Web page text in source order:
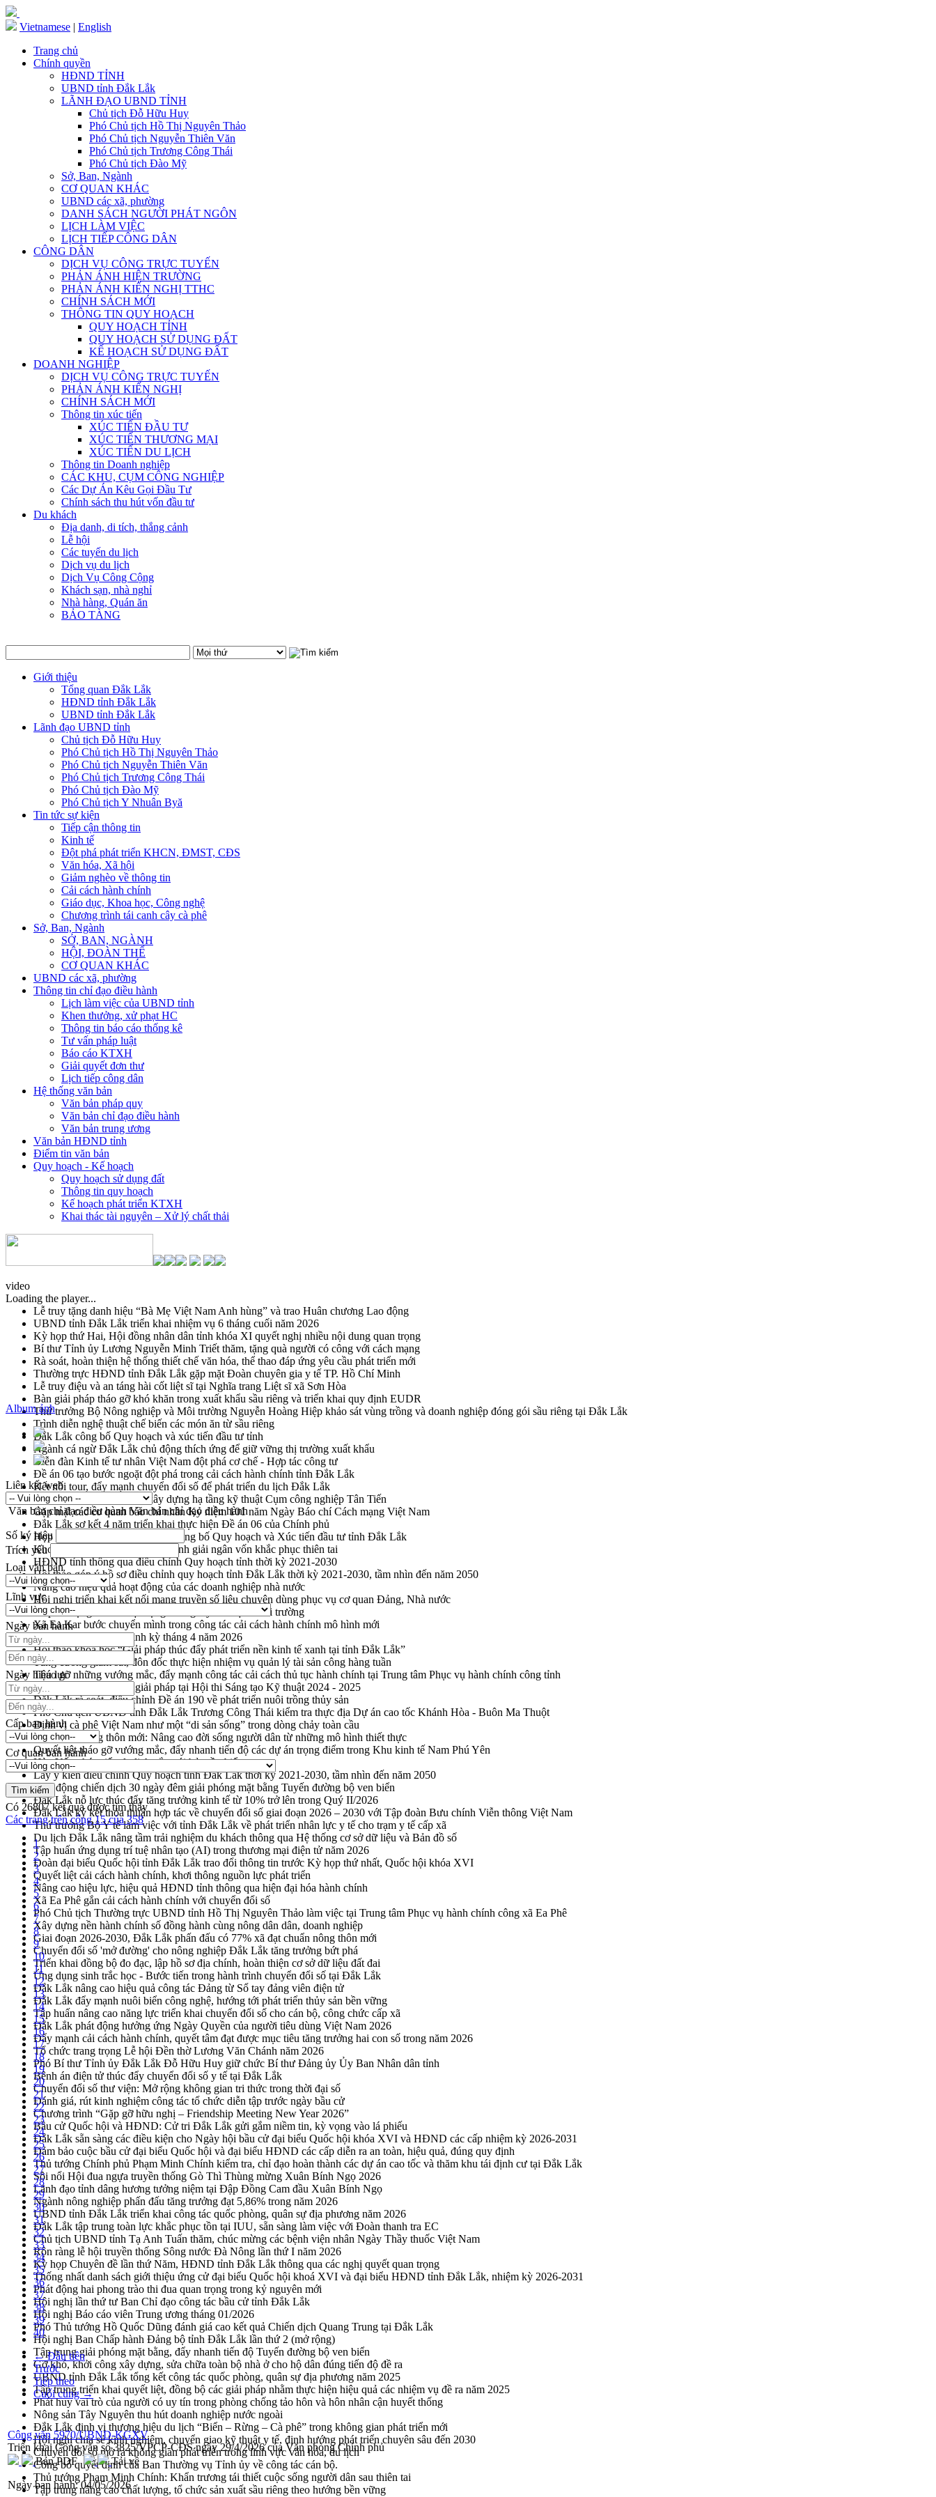
Vietnamese | English
Trang chủ
Chính quyền
HĐND TỈNH
UBND tỉnh Đắk Lắk
LÃNH ĐẠO UBND TỈNH
Chủ tịch Đỗ Hữu Huy
Phó Chủ tịch Hồ Thị Nguyên Thảo
Phó Chủ tịch Nguyễn Thiên Văn
Phó Chủ tịch Trương Công Thái
Phó Chủ tịch Đào Mỹ
Sở, Ban, Ngành
CƠ QUAN KHÁC
UBND các xã, phường
DANH SÁCH NGƯỜI PHÁT NGÔN
LỊCH LÀM VIỆC
LỊCH TIẾP CÔNG DÂN
CÔNG DÂN
DỊCH VỤ CÔNG TRỰC TUYẾN
PHẢN ÁNH HIỆN TRƯỜNG
PHẢN ÁNH KIẾN NGHỊ TTHC
CHÍNH SÁCH MỚI
THÔNG TIN QUY HOẠCH
QUY HOẠCH TỈNH
QUY HOẠCH SỬ DỤNG ĐẤT
KẾ HOẠCH SỬ DỤNG ĐẤT
DOANH NGHIỆP
DỊCH VỤ CÔNG TRỰC TUYẾN
PHẢN ÁNH KIẾN NGHỊ
CHÍNH SÁCH MỚI
Thông tin xúc tiến
XÚC TIẾN ĐẦU TƯ
XÚC TIẾN THƯƠNG MẠI
XÚC TIẾN DU LỊCH
Thông tin Doanh nghiệp
CÁC KHU, CỤM CÔNG NGHIỆP
Các Dự Án Kêu Gọi Đầu Tư
Chính sách thu hút vốn đầu tư
Du khách
Địa danh, di tích, thắng cảnh
Lễ hội
Các tuyến du lịch
Dịch vụ du lịch
Dịch Vụ Công Cộng
Khách sạn, nhà nghỉ
Nhà hàng, Quán ăn
BẢO TÀNG
Giới thiệu
Tổng quan Đắk Lắk
HĐND tỉnh Đắk Lắk
UBND tỉnh Đắk Lắk
Lãnh đạo UBND tỉnh
Chủ tịch Đỗ Hữu Huy
Phó Chủ tịch Hồ Thị Nguyên Thảo
Phó Chủ tịch Nguyễn Thiên Văn
Phó Chủ tịch Trương Công Thái
Phó Chủ tịch Đào Mỹ
Phó Chủ tịch Y Nhuân Byă
Tin tức sự kiện
Tiếp cận thông tin
Kinh tế
Đột phá phát triển KHCN, ĐMST, CĐS
Văn hóa, Xã hội
Giảm nghèo về thông tin
Cải cách hành chính
Giáo dục, Khoa học, Công nghệ
Chương trình tái canh cây cà phê
Sở, Ban, Ngành
SỞ, BAN, NGÀNH
HỘI, ĐOÀN THỂ
CƠ QUAN KHÁC
UBND các xã, phường
Thông tin chỉ đạo điều hành
Lịch làm việc của UBND tỉnh
Khen thưởng, xử phạt HC
Thông tin báo cáo thống kê
Tư vấn pháp luật
Báo cáo KTXH
Giải quyết đơn thư
Lịch tiếp công dân
Hệ thống văn bản
Văn bản pháp quy
Văn bản chỉ đạo điều hành
Văn bản trung ương
Văn bản HĐND tỉnh
Điểm tin văn bản
Quy hoạch - Kế hoạch
Quy hoạch sử dụng đất
Thông tin quy hoạch
Kế hoạch phát triển KTXH
Khai thác tài nguyên – Xử lý chất thải
video
Loading the player...
Lễ truy tặng danh hiệu “Bà Mẹ Việt Nam Anh hùng” và trao Huân chương Lao động
UBND tỉnh Đắk Lắk triển khai nhiệm vụ 6 tháng cuối năm 2026
Kỳ họp thứ Hai, Hội đồng nhân dân tỉnh khóa XI quyết nghị nhiều nội dung quan trọng
Bí thư Tỉnh ủy Lương Nguyễn Minh Triết thăm, tặng quà người có công với cách mạng
Rà soát, hoàn thiện hệ thống thiết chế văn hóa, thể thao đáp ứng yêu cầu phát triển mới
Thường trực HĐND tỉnh Đắk Lắk gặp mặt Đoàn chuyên gia y tế TP. Hồ Chí Minh
Lễ truy điệu và an táng hài cốt liệt sĩ tại Nghĩa trang Liệt sĩ xã Sơn Hòa
Bàn giải pháp tháo gỡ khó khăn trong xuất khẩu sầu riêng và triển khai quy định EUDR
Thứ trưởng Bộ Nông nghiệp và Môi trường Nguyễn Hoàng Hiệp khảo sát vùng trồng và doanh nghiệp đóng gói sầu riêng tại Đắk Lắk
Trình diễn nghệ thuật chế biến các món ăn từ sầu riêng
Đắk Lắk công bố Quy hoạch và xúc tiến đầu tư tỉnh
Ngành cá ngừ Đắk Lắk chủ động thích ứng để giữ vững thị trường xuất khẩu
Diễn đàn Kinh tế tư nhân Việt Nam đột phá cơ chế - Hợp tác công tư
Đề án 06 tạo bước ngoặt đột phá trong cải cách hành chính tỉnh Đắk Lắk
Kết nối tour, đẩy mạnh chuyển đổi số để phát triển du lịch Đắk Lắk
Khởi động Dự án Đầu tư xây dựng hạ tầng kỹ thuật Cụm công nghiệp Tân Tiến
Gặp mặt các cơ quan báo chí nhân Kỷ niệm 101 năm Ngày Báo chí Cách mạng Việt Nam
Đắk Lắk sơ kết 4 năm triển khai thực hiện Đề án 06 của Chính phủ
Họp báo thông tin về Hội nghị Công bố Quy hoạch và Xúc tiến đầu tư tỉnh Đắk Lắk
Khơi thông điểm nghẽn, đẩy nhanh giải ngân vốn khắc phục thiên tai
HĐND tỉnh thông qua điều chỉnh Quy hoạch tỉnh thời kỳ 2021-2030
Hội thảo góp ý hồ sơ điều chỉnh quy hoạch tỉnh Đắk Lắk thời kỳ 2021-2030, tầm nhìn đến năm 2050
Nâng cao hiệu quả hoạt động của các doanh nghiệp nhà nước
Hội nghị triển khai kết nối mạng truyền số liệu chuyên dùng phục vụ cơ quan Đảng, Nhà nước
Lễ phát động chuỗi hoạt động chung tay làm sạch môi trường
Xã Ea Kar bước chuyển mình trong công tác cải cách hành chính mô hình mới
UBND tỉnh họp báo định kỳ tháng 4 năm 2026
Hội thảo khoa học “Giải pháp thúc đẩy phát triển nền kinh tế xanh tại tỉnh Đắk Lắk”
Tăng cường giám sát, đôn đốc thực hiện nhiệm vụ quản lý tài sản công hàng tuần
Tháo gỡ những vướng mắc, đẩy mạnh công tác cải cách thủ tục hành chính tại Trung tâm Phục vụ hành chính công tỉnh
Đắk Lắk: Tôn vinh 46 giải pháp tại Hội thi Sáng tạo Kỹ thuật 2024 - 2025
Đắk Lắk rà soát, điều chỉnh Đề án 190 về phát triển nuôi trồng thủy sản
Phó Chủ tịch UBND tỉnh Đắk Lắk Trương Công Thái kiểm tra thực địa Dự án cao tốc Khánh Hòa - Buôn Ma Thuột
Định vị cà phê Việt Nam như một “di sản sống” trong dòng chảy toàn cầu
Xây dựng nông thôn mới: Nâng cao đời sống người dân từ những mô hình thiết thực
Quyết liệt tháo gỡ vướng mắc, đẩy nhanh tiến độ các dự án trọng điểm trong Khu kinh tế Nam Phú Yên
Hòn Yến phát triển du lịch gắn với bảo tồn biển
Lấy ý kiến điều chỉnh Quy hoạch tỉnh Đắk Lắk thời kỳ 2021-2030, tầm nhìn đến năm 2050
Phát động chiến dịch 30 ngày đêm giải phóng mặt bằng Tuyến đường bộ ven biển
Đắk Lắk nỗ lực thúc đẩy tăng trưởng kinh tế từ 10% trở lên trong Quý II/2026
Đắk Lắk ký kết thỏa thuận hợp tác về chuyển đổi số giai đoạn 2026 – 2030 với Tập đoàn Bưu chính Viễn thông Việt Nam
Thứ trưởng Bộ Y tế làm việc với tỉnh Đắk Lắk về phát triển nhân lực y tế cho trạm y tế cấp xã
Du lịch Đắk Lắk nâng tầm trải nghiệm du khách thông qua Hệ thống cơ sở dữ liệu và Bản đồ số
Tập huấn ứng dụng trí tuệ nhân tạo (AI) trong thương mại điện tử năm 2026
Đoàn đại biểu Quốc hội tỉnh Đắk Lắk trao đổi thông tin trước Kỳ họp thứ nhất, Quốc hội khóa XVI
Quyết liệt cải cách hành chính, khơi thông nguồn lực phát triển
Nâng cao hiệu lực, hiệu quả HĐND tỉnh thông qua hiện đại hóa hành chính
Xã Ea Phê gắn cải cách hành chính với chuyển đổi số
Phó Chủ tịch Thường trực UBND tỉnh Hồ Thị Nguyên Thảo làm việc tại Trung tâm Phục vụ hành chính công xã Ea Phê
Xây dựng nền hành chính số đồng hành cùng nông dân dân, doanh nghiệp
Giai đoạn 2026-2030, Đắk Lắk phấn đấu có 77% xã đạt chuẩn nông thôn mới
Chuyển đổi số 'mở đường' cho nông nghiệp Đắk Lắk tăng trưởng bứt phá
Triển khai đồng bộ đo đạc, lập hồ sơ địa chính, hoàn thiện cơ sở dữ liệu đất đai
Ứng dụng sinh trắc học - Bước tiến trong hành trình chuyển đổi số tại Đắk Lắk
Đắk Lắk nâng cao hiệu quả công tác Đảng từ Sổ tay đảng viên điện tử
Đắk Lắk đẩy mạnh nuôi biển công nghệ, hướng tới phát triển thủy sản bền vững
Tập huấn nâng cao năng lực triển khai chuyển đổi số cho cán bộ, công chức cấp xã
Đắk Lắk phát động hưởng ứng Ngày Quyền của người tiêu dùng Việt Nam 2026
Đẩy mạnh cải cách hành chính, quyết tâm đạt được mục tiêu tăng trưởng hai con số trong năm 2026
Tổ chức trang trọng Lễ hội Đền thờ Lương Văn Chánh năm 2026
Phó Bí thư Tỉnh ủy Đắk Lắk Đỗ Hữu Huy giữ chức Bí thư Đảng ủy Ủy Ban Nhân dân tỉnh
Bệnh án điện tử thúc đẩy chuyển đổi số y tế tại Đắk Lắk
Chuyển đổi số thư viện: Mở rộng không gian tri thức trong thời đại số
Đánh giá, rút kinh nghiệm công tác tổ chức diễn tập trước ngày bầu cử
Chương trình “Gặp gỡ hữu nghị – Friendship Meeting New Year 2026”
Bầu cử Quốc hội và HĐND: Cử tri Đắk Lắk gửi gắm niềm tin, kỳ vọng vào lá phiếu
Đắk Lắk sẵn sàng các điều kiện cho Ngày hội bầu cử đại biểu Quốc hội khóa XVI và HĐND các cấp nhiệm kỳ 2026-2031
Đảm bảo cuộc bầu cử đại biểu Quốc hội và đại biểu HĐND các cấp diễn ra an toàn, hiệu quả, đúng quy định
Thủ tướng Chính phủ Phạm Minh Chính kiểm tra, chỉ đạo hoàn thành các dự án cao tốc và thăm khu tái định cư tại Đắk Lắk
Sôi nổi Hội đua ngựa truyền thống Gò Thì Thùng mừng Xuân Bính Ngọ 2026
Lãnh đạo tỉnh dâng hương tưởng niệm tại Đập Đồng Cam đầu Xuân Bính Ngọ
Ngành nông nghiệp phấn đấu tăng trưởng đạt 5,86% trong năm 2026
UBND tỉnh Đắk Lắk triển khai công tác quốc phòng, quân sự địa phương năm 2026
Đắk Lắk tập trung toàn lực khắc phục tồn tại IUU, sẵn sàng làm việc với Đoàn thanh tra EC
Chủ tịch UBND tỉnh Tạ Anh Tuấn thăm, chúc mừng các bệnh viện nhân Ngày Thầy thuốc Việt Nam
Rộn ràng lễ hội truyền thống Sông nước Đà Nông lần thứ I năm 2026
Kỳ họp Chuyên đề lần thứ Năm, HĐND tỉnh Đắk Lắk thông qua các nghị quyết quan trọng
Thống nhất danh sách giới thiệu ứng cử đại biểu Quốc hội khoá XVI và đại biểu HĐND tỉnh Đắk Lắk, nhiệm kỳ 2026-2031
Phát động hai phong trào thi đua quan trọng trong kỷ nguyên mới
Hội nghị lần thứ tư Ban Chỉ đạo công tác bầu cử tỉnh Đắk Lắk
Hội nghị Báo cáo viên Trung ương tháng 01/2026
Phó Thủ tướng Hồ Quốc Dũng đánh giá cao kết quả Chiến dịch Quang Trung tại Đắk Lắk
Hội nghị Ban Chấp hành Đảng bộ tỉnh Đắk Lắk lần thứ 2 (mở rộng)
Tập trung giải phóng mặt bằng, đẩy nhanh tiến độ Tuyến đường bộ ven biển
Gỡ khó, khởi công xây dựng, sửa chữa toàn bộ nhà ở cho hộ dân đúng tiến độ đề ra
UBND tỉnh Đắk Lắk tổng kết công tác quốc phòng, quân sự địa phương năm 2025
Tập trung triển khai quyết liệt, đồng bộ các giải pháp nhằm thực hiện hiệu quả các nhiệm vụ đề ra năm 2025
Phát huy vai trò của người có uy tín trong phòng chống tảo hôn và hôn nhân cận huyết thống
Nông sản Tây Nguyên thu hút doanh nghiệp nước ngoài
Đắk Lắk định vị thương hiệu du lịch “Biển – Rừng – Cà phê” trong không gian phát triển mới
Hội nghị chia sẻ kinh nghiệm, chuyển giao kỹ thuật y tế, định hướng phát triển chuyên sâu đến 2030
Chuyển đổi số mở ra không gian phát triển trong lĩnh vực văn hóa, du lịch
Công bố quyết định của Ban Thường vụ Tỉnh ủy về công tác cán bộ.
Thủ tướng Phạm Minh Chính: Khẩn trương tái thiết cuộc sống người dân sau thiên tai
Tập trung nâng cao chất lượng, tổ chức sản xuất sầu riêng theo hướng bền vững
Album ảnh
Liên kết web
Văn bản chỉ đạo điều hành Văn bản chỉ đạo điều hành
Số ký hiệu
Trích yếu
Loại văn bản
Lĩnh vực
Ngày ban hành
Ngày hiệu lực
Cấp ban hành
Cơ quan ban hành
Có 26807kết quả được tìm thấy
Các trang trên cổng 15 của 358
1
2
3
4
5
6
7
8
9
10
11
12
13
14
15
16
17
18
19
20
21
22
23
24
25
26
27
28
29
30
31
32
33
34
35
36
37
38
39
40
← Đầu tiên
Trước
Tiếp theo
Cuối cùng →
Công văn 5970/UBND-KGXV
Triển khai Công văn số 3825/VPCP-CĐS ngày 29/4/2026 của Văn phòng Chính phủ
Bản PDF
Tải về
Ngày ban hành:04/05/2026